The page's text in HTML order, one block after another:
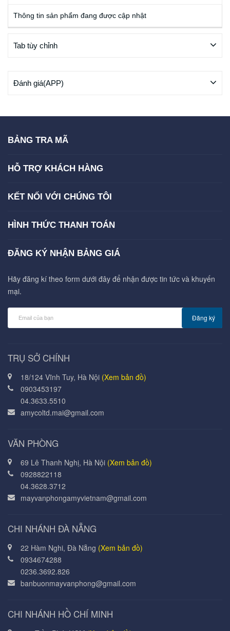
Thông tin sản phẩm đang được cập nhật
Tab tùy chỉnh
Đánh giá(APP)
BẢNG TRA MÃ
HỖ TRỢ KHÁCH HÀNG
KẾT NỐI VỚI CHÚNG TÔI
HÌNH THỨC THANH TOÁN
ĐĂNG KÝ NHẬN BẢNG GIÁ
Hãy đăng kí theo form dưới đây để nhận được tin tức và khuyến
mại.
Đăng ký
TRỤ SỞ CHÍNH
18/124 Vĩnh Tuy, Hà Nội (Xem bản đồ)
0903453197
04.3633.5510
amycoltd.mai@gmail.com
VĂN PHÒNG
69 Lê Thanh Nghị, Hà Nội (Xem bản đồ)
0928822118
04.3628.3712
mayvanphongamyvietnam@gmail.com
CHI NHÁNH ĐÀ NẴNG
22 Hàm Nghi, Đà Nẵng (Xem bản đồ)
0934674288
0236.3692.826
banbuonmayvanphong@gmail.com
CHI NHÁNH HỒ CHÍ MINH